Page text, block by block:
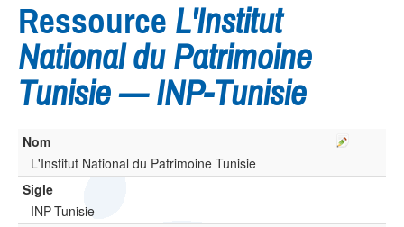
Recherche
avancée
?
Ressource L'Institut
National du Patrimoine
Tunisie — INP-Tunisie
Nom
L'Institut National du Patrimoine Tunisie
Sigle
INP-Tunisie